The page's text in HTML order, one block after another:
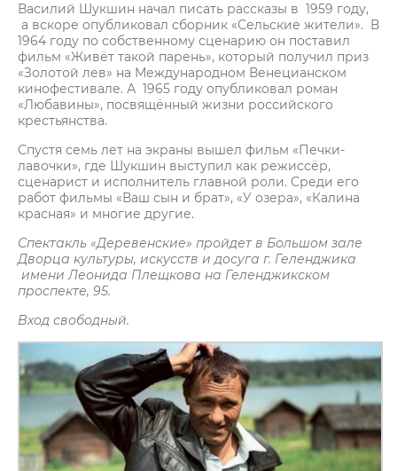
Василий Шукшин начал писать рассказы в 1959 году,
а вскоре опубликовал сборник «Сельские жители». В
1964 году по собственному сценарию он поставил
фильм «Живёт такой парень», который получил приз
«Золотой лев» на Международном Венецианском
кинофестивале. А 1965 году опубликовал роман
«Любавины», посвящённый жизни российского
крестьянства.
Спустя семь лет на экраны вышел фильм «Печки-
лавочки», где Шукшин выступил как режиссёр,
сценарист и исполнитель главной роли. Среди его
работ фильмы «Ваш сын и брат», «У озера», «Калина
красная» и многие другие.
Спектакль «Деревенские» пройдет в Большом зале
Дворца культуры, искусств и досуга г. Геленджика
имени Леонида Плещкова на Геленджикском
проспекте, 95.
Вход свободный.